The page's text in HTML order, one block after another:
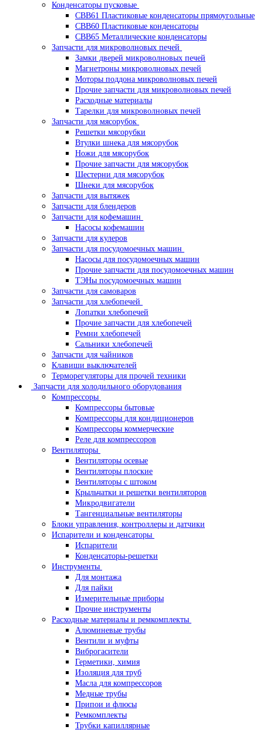
Конденсаторы пусковые
CBB61 Пластиковые конденсаторы прямоугольные
CBB60 Пластиковые конденсаторы
CBB65 Металлические конденсаторы
Запчасти для микроволновых печей
Замки дверей микроволновых печей
Магнетроны микроволновых печей
Моторы поддона микроволновых печей
Прочие запчасти для микроволновых печей
Расходные материалы
Тарелки для микроволновых печей
Запчасти для мясорубок
Решетки мясорубки
Втулки шнека для мясорубок
Ножи для мясорубок
Прочие запчасти для мясорубок
Шестерни для мясорубок
Шнеки для мясорубок
Запчасти для вытяжек
Запчасти для блендеров
Запчасти для кофемашин
Насосы кофемашин
Запчасти для кулеров
Запчасти для посудомоечных машин
Насосы для посудомоечных машин
Прочие запчасти для посудомоечных машин
ТЭНы посудомоечных машин
Запчасти для самоваров
Запчасти для хлебопечей
Лопатки хлебопечей
Прочие запчасти для хлебопечей
Ремни хлебопечей
Сальники хлебопечей
Запчасти для чайников
Клавиши выключателей
Терморегуляторы для прочей техники
Запчасти для холодильного оборудования
Компрессоры
Компрессоры бытовые
Компрессоры для кондиционеров
Компрессоры коммерческие
Реле для компрессоров
Вентиляторы
Вентиляторы осевые
Вентиляторы плоские
Вентиляторы с штоком
Крыльчатки и решетки вентиляторов
Микродвигатели
Тангенциальные вентиляторы
Блоки управления, контроллеры и датчики
Испарители и конденсаторы
Испарители
Конденсаторы-решетки
Инструменты
Для монтажа
Для пайки
Измерительные приборы
Прочие инструменты
Расходные материалы и ремкомплекты
Алюминевые трубы
Вентили и муфты
Виброгасители
Герметики, химия
Изоляция для труб
Масла для компрессоров
Медные трубы
Припои и флюсы
Ремкомплекты
Трубки капиллярные